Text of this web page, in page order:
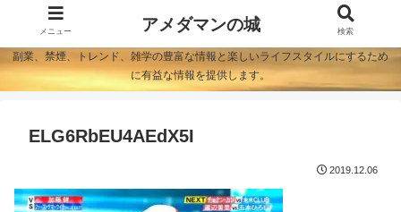
副業、禁煙、トレンド、雑学の豊富な情報と楽しいライフスタイルにするため
に有益な情報を提供します。
ELG6RbEU4AEdX5I
2019.12.06
メニュー アメダマンの城 検索